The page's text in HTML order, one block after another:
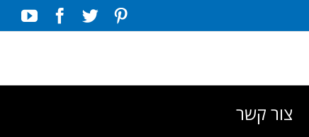
Pinterest
Twitter
צור קשר